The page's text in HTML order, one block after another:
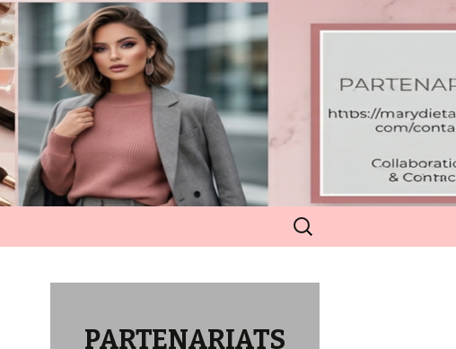
Rechercher :
PARTENARIATS